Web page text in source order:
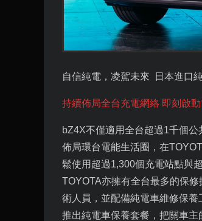
自信純電，凌駕未來 日本進口
持續佈局全台充電網絡 即刻啟
bZ4X不僅適用全台超過1千個公
佈局環台電能生活圈，在
鬆使用超過1,300個充電站點與
TOYOTA亦擁有全台最多的保修
術人員，並配備純電車維修保
推出純電車保養套餐，把關車主